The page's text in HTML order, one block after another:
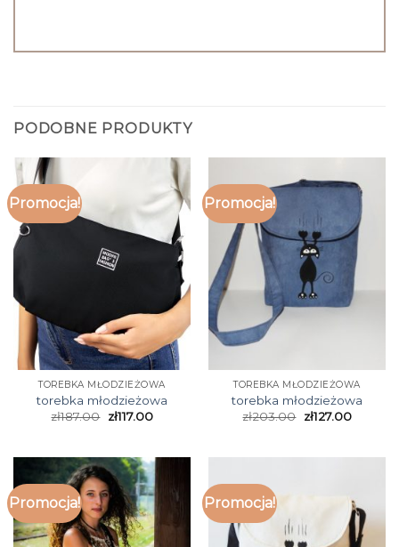
PODOBNE PRODUKTY
Promocja!
TOREBKA MŁODZIEŻOWA
torebka młodzieżowa
zł187.00 zł117.00
Promocja!
TOREBKA MŁODZIEŻOWA
torebka młodzieżowa
zł203.00 zł127.00
Promocja! Promocja!